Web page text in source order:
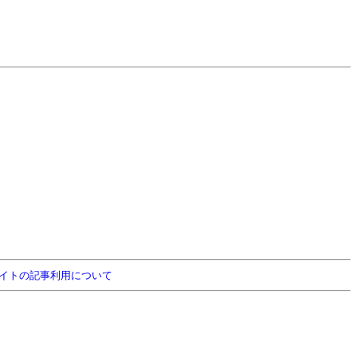
トの記事利用について